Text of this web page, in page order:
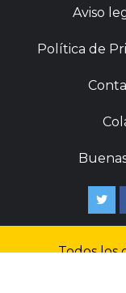
Aviso
Política de
Todos los